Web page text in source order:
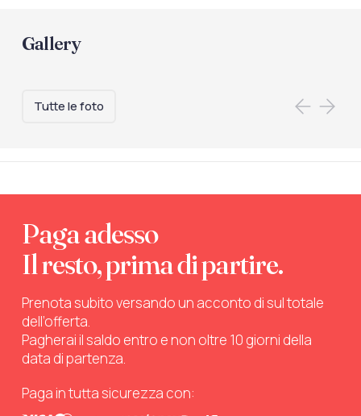
Gallery
Tutte le foto
Paga adesso
Il resto, prima di partire.
Prenota subito versando un acconto di sul totale
dell’offerta.
Pagherai il saldo entro e non oltre 10 giorni della
data di partenza.
Paga in tutta sicurezza con: